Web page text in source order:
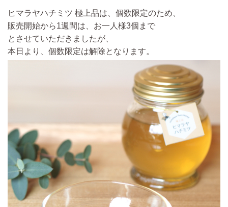
ヒマラヤハチミツ 極上品は、個数限定のため、
販売開始から1週間は、お一人様3個まで
とさせていただきましたが、
本日より、個数限定は解除となります。